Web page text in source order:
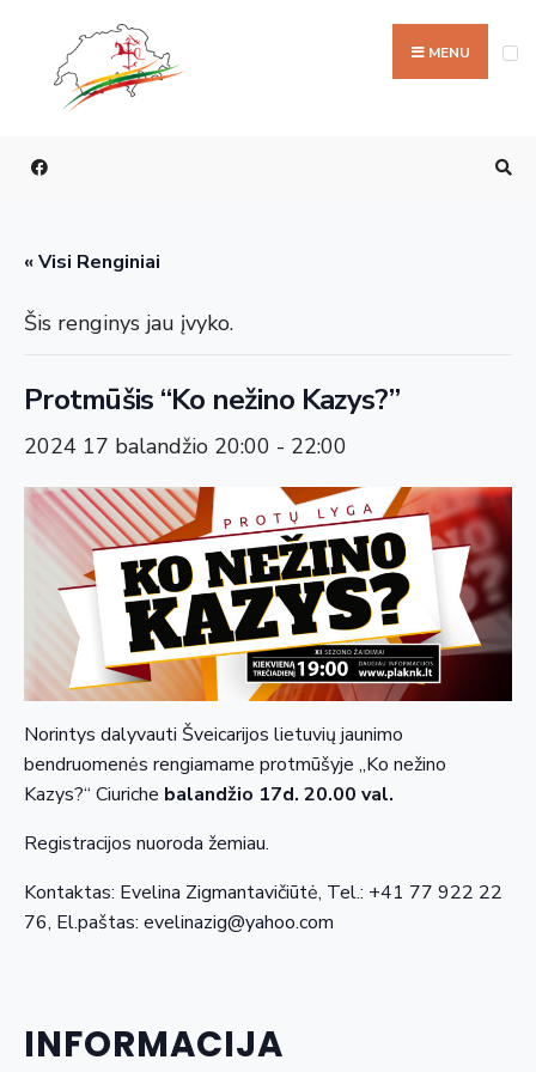
content
MENU
« Visi Renginiai
Šis renginys jau įvyko.
Protmūšis “Ko nežino Kazys?”
2024 17 balandžio 20:00 - 22:00
Norintys dalyvauti Šveicarijos lietuvių jaunimo
bendruomenės rengiamame protmūšyje „Ko nežino
Kazys?“ Ciuriche balandžio 17d. 20.00 val.
Registracijos nuoroda žemiau.
Kontaktas: Evelina Zigmantavičiūtė, Tel.: +41 77 922 22
76, El.paštas: evelinazig@yahoo.com
INFORMACIJA